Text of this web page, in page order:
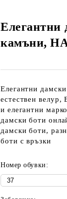
Елегантни
камъни,
Елегантни
естествен
и елегантни
дамски боти
дамски боти,
боти с връзки
Номер обувки: